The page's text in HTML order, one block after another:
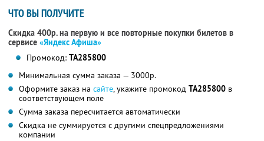
ЧТО ВЫ ПОЛУЧИТЕ
Скидка 400р. на первую и все повторные покупки билетов в
сервисе «Яндекс Афиша»
Промокод: TA285800
Минимальная сумма заказа — 3000р.
Оформите заказ на сайте, укажите промокод TA285800 в
соответствующем поле
Сумма заказа пересчитается автоматически
Скидка не суммируется с другими спецпредложениями
компании